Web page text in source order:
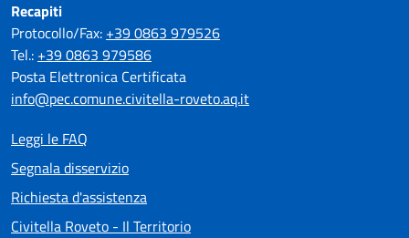
Recapiti
Protocollo/Fax: +39 0863 979526
Tel.: +39 0863 979586
Posta Elettronica Certificata
info@pec.comune.civitella-roveto.aq.it
Leggi le FAQ
Segnala disservizio
Richiesta d'assistenza
Civitella Roveto - Il Territorio